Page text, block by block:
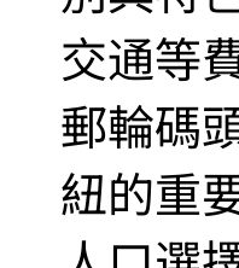
交通等
郵輪碼
紐的重